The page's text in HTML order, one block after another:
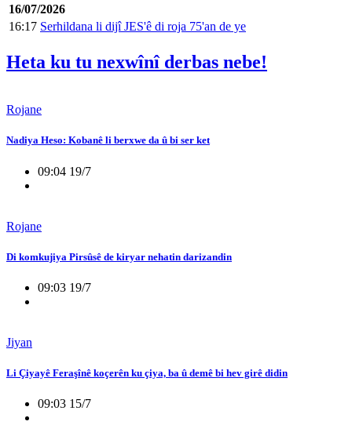
16/07/2026
16:17 Serhildana li dijî JES'ê di roja 75'an de ye
Heta ku tu nexwînî derbas nebe!
Rojane
Nadiya Heso: Kobanê li berxwe da û bi ser ket
09:04 19/7
Rojane
Di komkujiya Pirsûsê de kiryar nehatin darizandin
09:03 19/7
Jiyan
Li Çiyayê Feraşînê koçerên ku çiya, ba û demê bi hev girê didin
09:03 15/7